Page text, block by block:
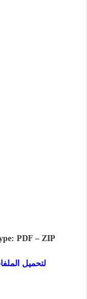
PDF – ZIP
لتحميل